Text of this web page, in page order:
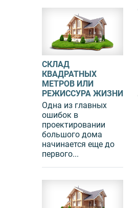
СКЛАД
КВАДРАТНЫХ
МЕТРОВ ИЛИ
РЕЖИССУРА ЖИЗНИ
Одна из главных
ошибок в
проектировании
большого дома
начинается еще до
первого...